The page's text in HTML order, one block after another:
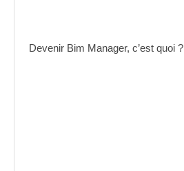
Devenir Bim Manager, c’est quoi ?